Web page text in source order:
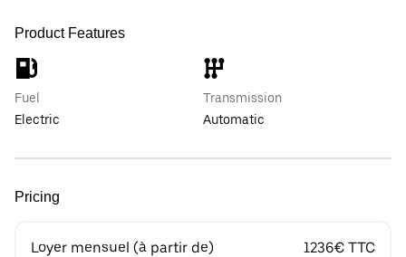
Product Features
Fuel
Electric
Transmission
Automatic
Pricing
Loyer mensuel (à partir de) 1236€ TTC